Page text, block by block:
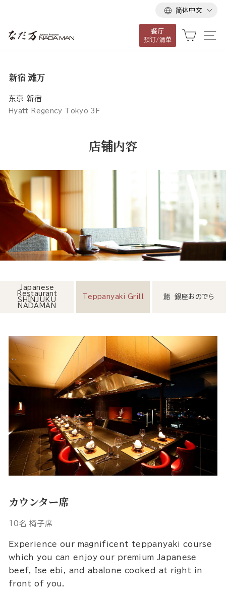
语
言
简体中文
餐厅
预订/清单
大车
新宿 滩万
东京 新宿
Hyatt Regency Tokyo 3F
店铺内容
Japanese
Restaurant
SHINJUKU
NADAMAN
Teppanyaki Grill 鮨 銀座おのでら
カウンター席
10名 椅子席
Experience our magnificent teppanyaki course
which you can enjoy our premium Japanese
beef, Ise ebi, and abalone cooked at right in
front of you.